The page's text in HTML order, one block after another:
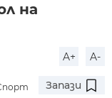
на
A+ A-
Запази